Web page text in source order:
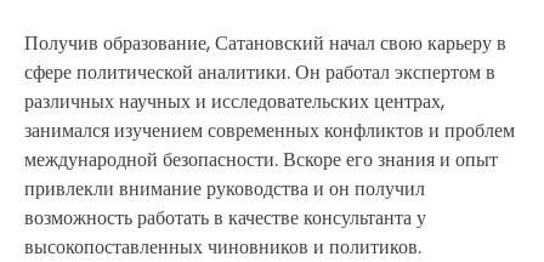
Получив образование, Сатановский начал свою карьеру в
сфере политической аналитики. Он работал экспертом в
различных научных и исследовательских центрах,
занимался изучением современных конфликтов и проблем
международной безопасности. Вскоре его знания и опыт
привлекли внимание руководства и он получил
возможность работать в качестве консультанта у
высокопоставленных чиновников и политиков.